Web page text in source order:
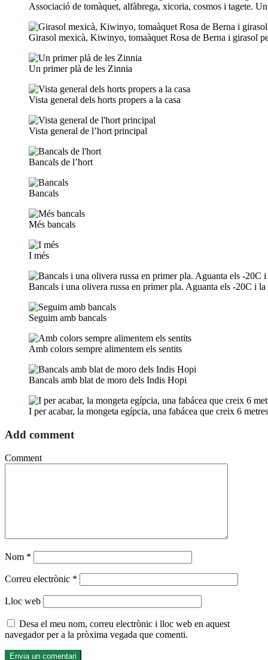
Associació de tomàquet, alfàbrega, xicoria, cosmos i tagete.
Girasol mexicà, Kiwinyo, tomaàquet Rosa de Berna i girasol
Un primer plà de les Zinnia
Vista general dels horts propers a la casa
Vista general de l’hort principal
Bancals de l’hort
Bancals
Més bancals
I més
Bancals i una olivera russa en primer pla. Aguanta els -20C i la
Seguim amb bancals
Amb colors sempre alimentem els sentits
Bancals amb blat de moro dels Indis Hopi
I per acabar, la mongeta egípcia, una fabácea que creix 6
Add comment
Comment
Nom *
Correu electrònic *
Lloc web
Desa el meu nom, correu electrònic i lloc web en aquest
navegador per a la pròxima vegada que comenti.